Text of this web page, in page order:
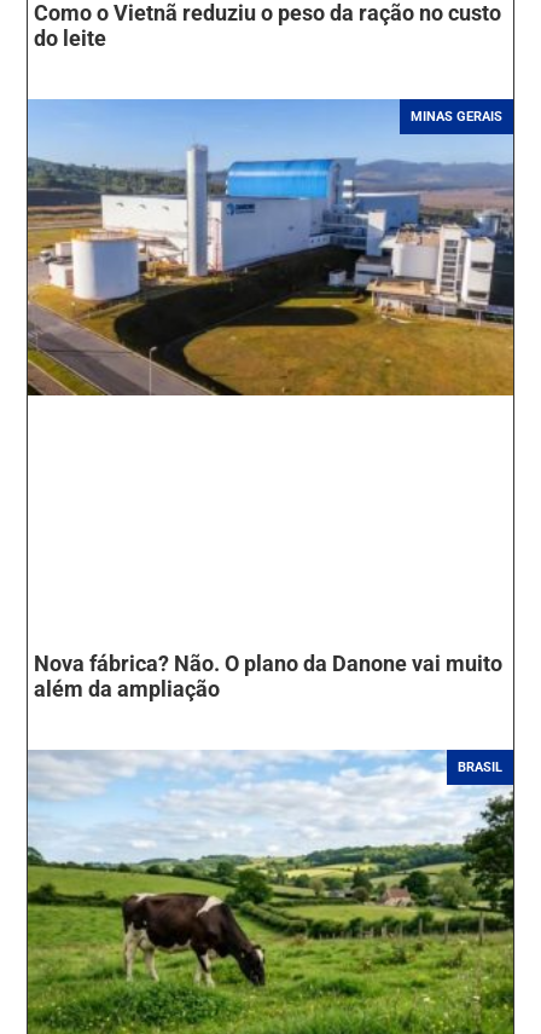
Como o Vietnã reduziu o peso da ração no custo
do leite
MINAS GERAIS
Nova fábrica? Não. O plano da Danone vai muito
além da ampliação
BRASIL